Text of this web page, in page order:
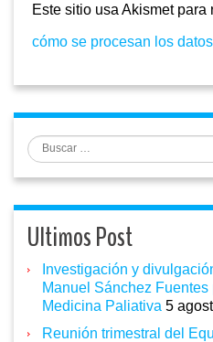
Este sitio usa Akismet para
cómo se procesan los
Buscar
Ultimos Post
Investigación y
Manuel Sánchez
Medicina Paliativa 5
Reunión trimestral del